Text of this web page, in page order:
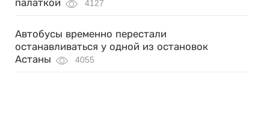
палаткой
4127
Автобусы временно перестали
останавливаться у одной из остановок
Астаны
4055